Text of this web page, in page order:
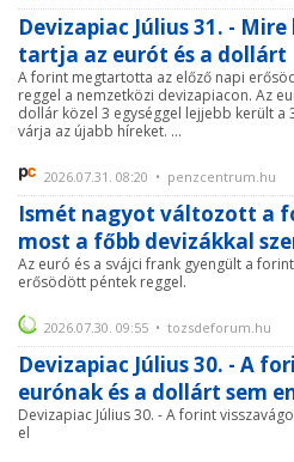
Devizapiac Július 31. -
tartja az eurót és a dollárt
A forint megtartotta az előző napi
reggel a nemzetközi devizapiacon. Az
dollár közel 3 egységgel lejjebb került a
várja az újabb híreket. ...
2026.07.31. 08:20 • penzcentrum.hu
Ismét nagyot változott a
most a főbb devizákkal
Az euró és a svájci frank gyengült a
erősödött péntek reggel.
2026.07.30. 09:55 • tozsdeforum.hu
Devizapiac Július 30. - A
eurónak és a dollárt sem
Devizapiac Július 30. - A forint
el